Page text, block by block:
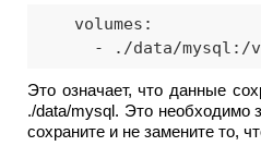
- ./data/
Это означает, что данные
./data/mysql. Это необходимо
сохраните и не замените то,